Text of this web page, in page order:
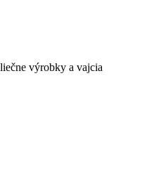
výrobky a vajcia